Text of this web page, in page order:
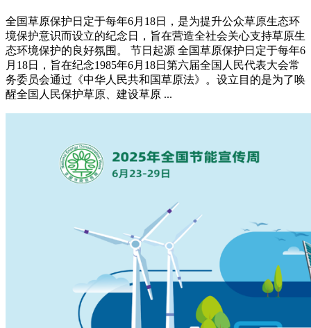
全国草原保护日定于每年6月18日，是为提升公众草原生态环
境保护意识而设立的纪念日，旨在营造全社会关心支持草原生
态环境保护的良好氛围。 节日起源 全国草原保护日定于每年6
月18日，旨在纪念1985年6月18日第六届全国人民代表大会常
务委员会通过《中华人民共和国草原法》。设立目的是为了唤
醒全国人民保护草原、建设草原 ...